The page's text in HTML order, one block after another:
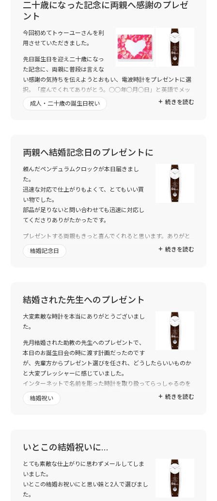
二十歳になった記念に両親へ感謝のプレゼ
ント
今回初めてトゥーユーさんを利
用させていただきました。
先日誕生日を迎え二十歳になっ
た記念に、両親に普段は言えな
い感謝の気持ちを伝えようとおもい、電波時計をプレゼントに選
択。「産んでくれてありがとう。○○年○月○日」と英語でメッ
セージを入れました。一月が誕生日だったこともあり、バレンタ
インに届くよう日付を指定しました。家族には「１４日に大きな
ました。ありがとう。」と母からメールが。
に飾ってくれているそうです。
送った側もうれしくなれる素敵な贈り物ができました。これもト
ゥーユーさんのおかげです。制作に関わった方々に感謝を伝えた
く、メールを送らせていただきました。本当にありがとうござい
ました。また利用させてもらいます。
続きを読む
成人・二十歳の誕生日祝い
両親へ結婚記念日のプレゼントに
頼んだペンデュラムクロックが本日届きまし
た。
迅速な対応で仕上がりもよくて、とてもいい買
い物でした。
部品が足りないと問い合わせても迅速に対応し
てくださりありがたかったです。
プレゼントする両親もきっと喜んでくれると思います。ありがと
うございました。
またプレゼントを購入するときなどにトゥーユーを利用したいと
続きを読む
結婚記念日
結婚された先生へのプレゼント
大変素敵な時計を本当にありがとうございまし
た。
先月結婚された助教の先生へのプレゼントで、
本日のお誕生日会の時に渡す計画だったのです
が、先輩方からプレゼント選びを任され、どうしたらいいものか
と大変プレッシャーに感じていました。
インターネットで名前を彫った時計を取り扱ってらっしゃるのを
拝見し、「これだ!!」と私の独断で選ばせていただいたので、皆
に気に入ってもらえるかすごく心配でした。
名前の配置や模様も素敵で、本当にトゥーユーさんにお願いして
き、大変感謝しています。
本当にありがとうございました。
続きを読む
結婚祝い
いとこの結婚祝いに…
とても素敵な仕上がりに思わずメールしてしま
いました。
いとこの結婚お祝いにと思い妹と2人で選びまし
た。